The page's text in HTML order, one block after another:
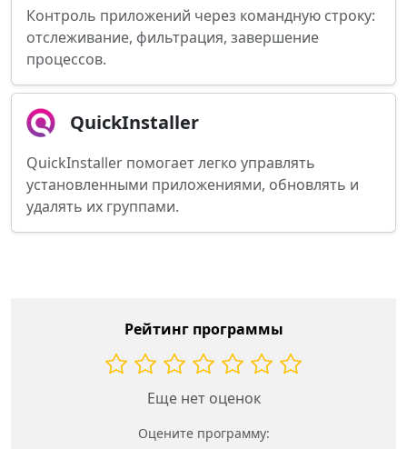
Контроль приложений через командную строку:
отслеживание, фильтрация, завершение
процессов.
QuickInstaller
QuickInstaller помогает легко управлять
установленными приложениями, обновлять и
удалять их группами.
Рейтинг программы
Еще нет оценок
Оцените программу: